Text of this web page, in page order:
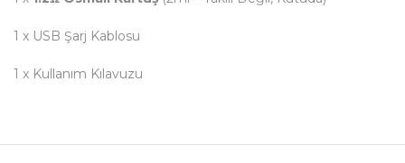
1 x USB Şarj Kablosu
1 x Kullanım Kılavuzu